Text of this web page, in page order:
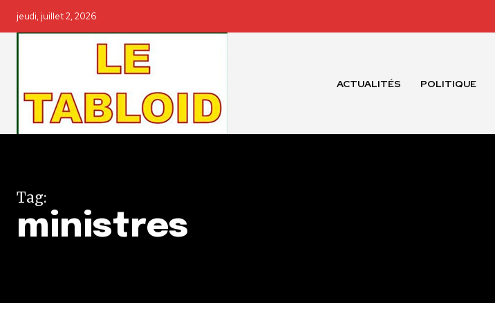
jeudi, juillet 2, 2026
ACTUALITÉS POLITIQUE
Tag:
ministres